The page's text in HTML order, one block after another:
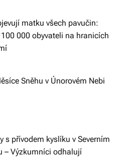
matku všech pavučin:
000 obyvateli na hranicích
Sněhu v Únorovém Nebi
s přívodem kyslíku v Severním
– Výzkumníci odhalují